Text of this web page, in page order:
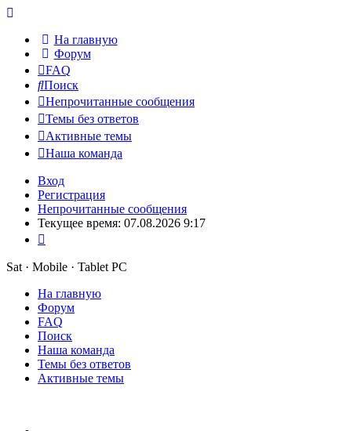
На главную
Форум
FAQ
Поиск
Непрочитанные сообщения
Темы без ответов
Активные темы
Наша команда
Вход
Регистрация
Непрочитанные сообщения
Текущее время: 07.08.2026 9:17
Sat · Mobile · Tablet PC
На главную
Форум
FAQ
Поиск
Наша команда
Темы без ответов
Активные темы